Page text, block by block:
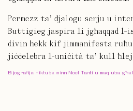
Permezz ta’ djalogu serju u
Buttigieg jaspira li jgħaqqad l-
divin hekk kif jimmanifesta
jiċċelebra l-uniċità ta’ kull
Bijografija miktuba minn Noel Tanti u maqluba